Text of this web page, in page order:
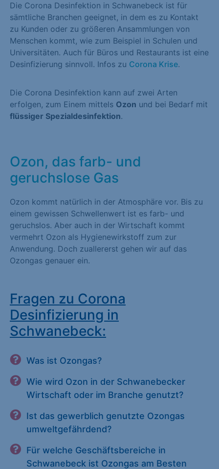
Die Corona Desinfektion in Schwanebeck ist für
sämtliche Branchen geeignet, in dem es zu Kontakt
zu Kunden oder zu größeren Ansammlungen von
Menschen kommt, wie zum Beispiel in Schulen und
Universitäten. Auch für Büros und Restaurants ist eine
Desinfizierung sinnvoll. Infos zu Corona Krise.
Die Corona Desinfektion kann auf zwei Arten
erfolgen, zum Einem mittels Ozon und bei Bedarf mit
flüssiger Spezialdesinfektion.
Ozon, das farb- und
geruchslose Gas
Ozon kommt natürlich in der Atmosphäre vor. Bis zu
einem gewissen Schwellenwert ist es farb- und
geruchslos. Aber auch in der Wirtschaft kommt
vermehrt Ozon als Hygienewirkstoff zum zur
Anwendung. Doch zuallererst gehen wir auf das
Ozongas genauer ein.
Fragen zu Corona
Desinfizierung in
Schwanebeck:
Was ist Ozongas?
Wie wird Ozon in der Schwanebecker
Wirtschaft oder im Branche genutzt?
Ist das gewerblich genutzte Ozongas
umweltgefährdend?
Für welche Geschäftsbereiche in
Schwanebeck ist Ozongas am Besten